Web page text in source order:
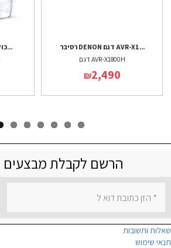
קנקן BRITA Marella כול...
רסיבר DENON דגם AVR-X1...
דגם AVR-X1800H
₪2,490
הרשם לקבלת מבצעים
שאלות ותשובות
תנאי שימוש